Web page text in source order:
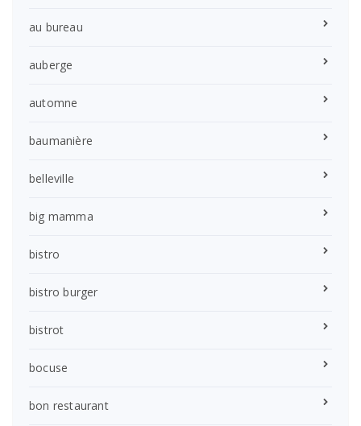
au bureau
auberge
automne
baumanière
belleville
big mamma
bistro
bistro burger
bistrot
bocuse
bon restaurant